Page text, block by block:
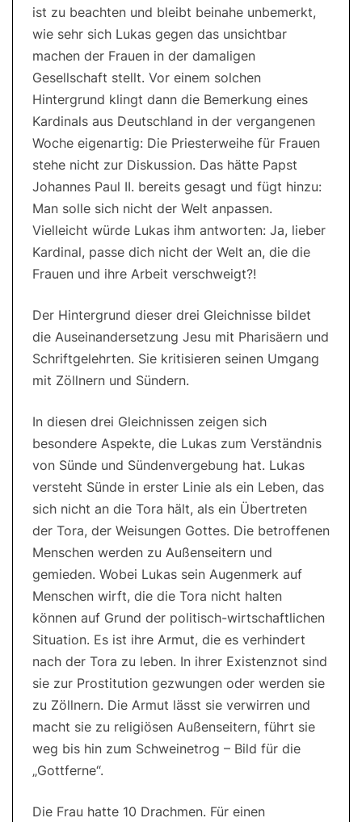
ist zu beachten und bleibt beinahe unbemerkt,
wie sehr sich Lukas gegen das unsichtbar
machen der Frauen in der damaligen
Gesellschaft stellt. Vor einem solchen
Hintergrund klingt dann die Bemerkung eines
Kardinals aus Deutschland in der vergangenen
Woche eigenartig: Die Priesterweihe für Frauen
stehe nicht zur Diskussion. Das hätte Papst
Johannes Paul II. bereits gesagt und fügt hinzu:
Man solle sich nicht der Welt anpassen.
Vielleicht würde Lukas ihm antworten: Ja, lieber
Kardinal, passe dich nicht der Welt an, die die
Frauen und ihre Arbeit verschweigt?!
Der Hintergrund dieser drei Gleichnisse bildet
die Auseinandersetzung Jesu mit Pharisäern und
Schriftgelehrten. Sie kritisieren seinen Umgang
mit Zöllnern und Sündern.
In diesen drei Gleichnissen zeigen sich
besondere Aspekte, die Lukas zum Verständnis
von Sünde und Sündenvergebung hat. Lukas
versteht Sünde in erster Linie als ein Leben, das
sich nicht an die Tora hält, als ein Übertreten
der Tora, der Weisungen Gottes. Die betroffenen
Menschen werden zu Außenseitern und
gemieden. Wobei Lukas sein Augenmerk auf
Menschen wirft, die die Tora nicht halten
können auf Grund der politisch-wirtschaftlichen
Situation. Es ist ihre Armut, die es verhindert
nach der Tora zu leben. In ihrer Existenznot sind
sie zur Prostitution gezwungen oder werden sie
zu Zöllnern. Die Armut lässt sie verwirren und
macht sie zu religiösen Außenseitern, führt sie
weg bis hin zum Schweinetrog – Bild für die
„Gottferne“.
Die Frau hatte 10 Drachmen. Für einen